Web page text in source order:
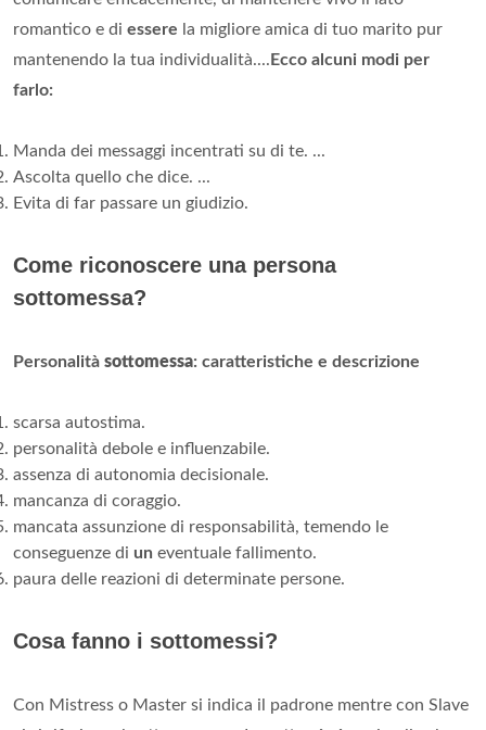
romantico e di essere la migliore amica di tuo marito pur
mantenendo la tua individualità.... Ecco alcuni modi per
farlo:
Manda dei messaggi incentrati su di te. ...
Ascolta quello che dice. ...
Evita di far passare un giudizio.
Come riconoscere una persona
sottomessa?
Personalità sottomessa: caratteristiche e descrizione
scarsa autostima.
personalità debole e influenzabile.
assenza di autonomia decisionale.
mancanza di coraggio.
mancata assunzione di responsabilità, temendo le
conseguenze di un eventuale fallimento.
paura delle reazioni di determinate persone.
Cosa fanno i sottomessi?
Con Mistress o Master si indica il padrone mentre con Slave